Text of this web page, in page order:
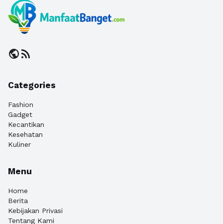
publicrss_feed
Categories
Fashion
Gadget
Kecantikan
Kesehatan
Kuliner
Menu
Home
Berita
Kebijakan Privasi
Tentang Kami